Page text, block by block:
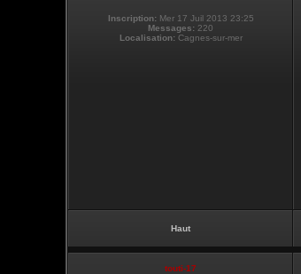
Inscription: Mer 17 Juil 2013 23:25
Messages: 220
Localisation:Cagnes-sur-mer
Haut
touti-17